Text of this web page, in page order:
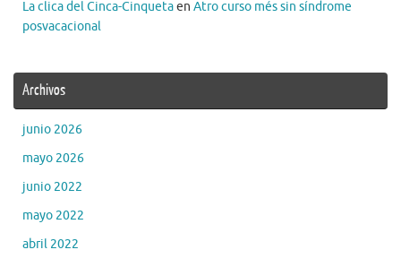
La clica del Cinca-Cinquetaen Atro curso més sin síndrome
posvacacional
Archivos
junio 2026
mayo 2026
junio 2022
mayo 2022
abril 2022